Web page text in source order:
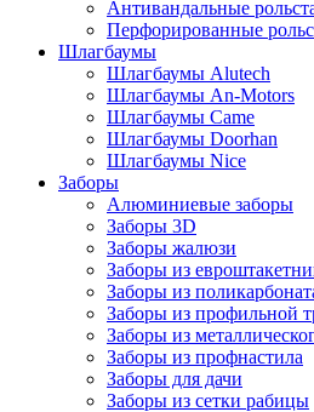
Антивандальные
Перфорированные
Шлагбаумы
Шлагбаумы Alutech
Шлагбаумы An-Motors
Шлагбаумы Came
Шлагбаумы Doorhan
Шлагбаумы Nice
Заборы
Алюминиевые заборы
Заборы 3D
Заборы жалюзи
Заборы из
Заборы из
Заборы из профильной
Заборы из
Заборы из профнастила
Заборы для дачи
Заборы из сетки рабицы